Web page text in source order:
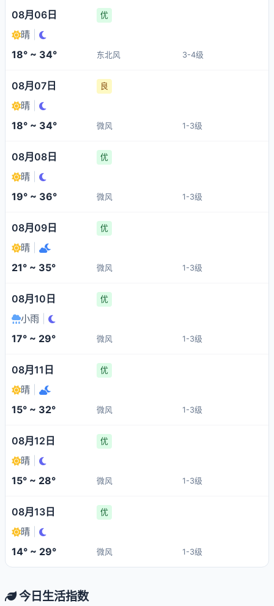
08月06日 优
晴
18° ~ 34° 东北风 3-4级
08月07日 良
晴
18° ~ 34° 微风 1-3级
08月08日 优
晴
19° ~ 36° 微风 1-3级
08月09日 优
晴
21° ~ 35° 微风 1-3级
08月10日 优
小雨
17° ~ 29° 微风 1-3级
08月11日 优
晴
15° ~ 32° 微风 1-3级
08月12日 优
晴
15° ~ 28° 微风 1-3级
08月13日 优
晴
14° ~ 29° 微风 1-3级
今日生活指数